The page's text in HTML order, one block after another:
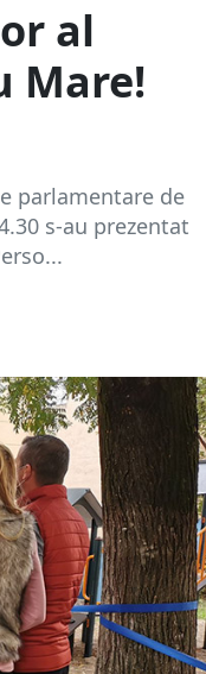
al
Mare!
parlamentare de
s-au prezentat